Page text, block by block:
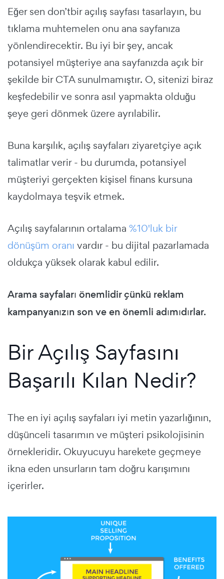
Eğer sen don’tbir açılış sayfası tasarlayın, bu
tıklama muhtemelen onu ana sayfanıza
yönlendirecektir. Bu iyi bir şey, ancak
potansiyel müşteriye ana sayfanızda açık bir
şekilde bir CTA sunulmamıştır. O, sitenizi biraz
keşfedebilir ve sonra asıl yapmakta olduğu
şeye geri dönmek üzere ayrılabilir.
Buna karşılık, açılış sayfaları ziyaretçiye açık
talimatlarverir - bu durumda, potansiyel
müşteriyi gerçekten kişisel finans kursuna
kaydolmaya teşvik etmek.
Açılış sayfalarının ortalama %10'luk bir
dönüşüm oranı vardır - bu dijital pazarlamada
oldukça yüksek olarak kabul edilir.
Arama sayfaları önemlidir çünkü reklam
kampanyanızın son ve en önemli adımıdırlar.
Bir Açılış Sayfasını
Başarılı Kılan Nedir?
The en iyi açılış sayfaları iyi metin yazarlığının,
düşünceli tasarımın ve müşteri psikolojisinin
örnekleridir. Okuyucuyu harekete geçmeye
ikna eden unsurların tam doğru karışımını
içerirler.